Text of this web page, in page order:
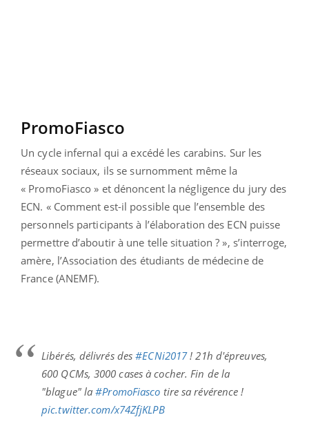
PromoFiasco
Un cycle infernal qui a excédé les carabins. Sur les
réseaux sociaux, ils se surnomment même la
« PromoFiasco » et dénoncent la négligence du jury des
ECN. « Comment est-il possible que l’ensemble des
personnels participants à l’élaboration des ECN puisse
permettre d’aboutir à une telle situation ? », s’interroge,
amère, l’Association des étudiants de médecine de
France (ANEMF).
Libérés, délivrés des#ECNi2017! 21h d'épreuves,
600 QCMs, 3000 cases à cocher. Fin de la
"blague" la#PromoFiasco tire sa révérence !
pic.twitter.com/x74ZfjKLPB